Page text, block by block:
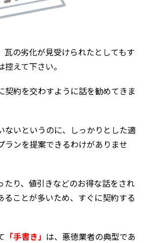
瓦の劣化が見受けられたとしてもす
えて下さい。
契約を交わすように話を勧めてきま
ないというのに、しっかりとした適
ランを提案できるわけがありませ
たり、値引きなどのお得な話をされ
ることが多いため、すぐに契約する
「手書き」 は、悪徳業者の典型であ